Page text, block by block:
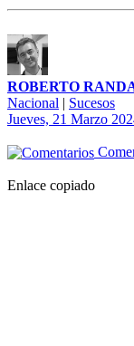
ROBERTO
Nacional | Sucesos
Jueves, 21 Marzo
Enlace copiado